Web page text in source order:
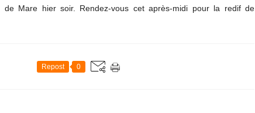
Mare hier soir. Rendez-vous cet après-midi pour la redif de
Repost 0